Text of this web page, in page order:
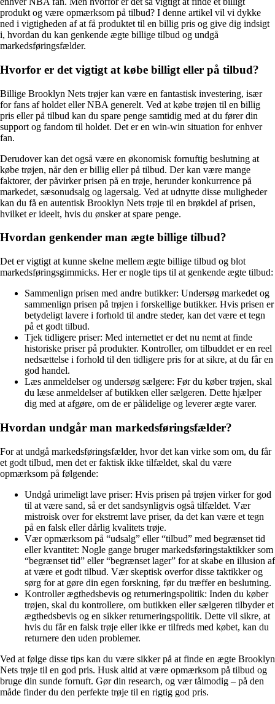
produkt og være opmærksom på tilbud? I denne artikel vil vi dykke
ned i vigtigheden af at få produktet til en billig pris og give dig indsigt
i, hvordan du kan genkende ægte billige tilbud og undgå
markedsføringsfælder.
Hvorfor er det vigtigt at købe billigt eller på tilbud?
Billige Brooklyn Nets trøjer kan være en fantastisk investering, især
for fans af holdet eller NBA generelt. Ved at købe trøjen til en billig
pris eller på tilbud kan du spare penge samtidig med at du fører din
support og fandom til holdet. Det er en win-win situation for enhver
fan.
Derudover kan det også være en økonomisk fornuftig beslutning at
købe trøjen, når den er billig eller på tilbud. Der kan være mange
faktorer, der påvirker prisen på en trøje, herunder konkurrence på
markedet, sæsonudsalg og lagersalg. Ved at udnytte disse muligheder
kan du få en autentisk Brooklyn Nets trøje til en brøkdel af prisen,
hvilket er ideelt, hvis du ønsker at spare penge.
Hvordan genkender man ægte billige tilbud?
Det er vigtigt at kunne skelne mellem ægte billige tilbud og blot
markedsføringsgimmicks. Her er nogle tips til at genkende ægte tilbud:
Sammenlign prisen med andre butikker: Undersøg markedet og
sammenlign prisen på trøjen i forskellige butikker. Hvis prisen er
betydeligt lavere i forhold til andre steder, kan det være et tegn
på et godt tilbud.
Tjek tidligere priser: Med internettet er det nu nemt at finde
historiske priser på produkter. Kontroller, om tilbuddet er en reel
nedsættelse i forhold til den tidligere pris for at sikre, at du får en
god handel.
Læs anmeldelser og undersøg sælgere: Før du køber trøjen, skal
du læse anmeldelser af butikken eller sælgeren. Dette hjælper
dig med at afgøre, om de er pålidelige og leverer ægte varer.
Hvordan undgår man markedsføringsfælder?
For at undgå markedsføringsfælder, hvor det kan virke som om, du får
et godt tilbud, men det er faktisk ikke tilfældet, skal du være
opmærksom på følgende:
Undgå urimeligt lave priser: Hvis prisen på trøjen virker for god
til at være sand, så er det sandsynligvis også tilfældet. Vær
mistroisk over for ekstremt lave priser, da det kan være et tegn
på en falsk eller dårlig kvalitets trøje.
Vær opmærksom på “udsalg” eller “tilbud” med begrænset tid
eller kvantitet: Nogle gange bruger markedsføringstaktikker som
“begrænset tid” eller “begrænset lager” for at skabe en illusion af
at være et godt tilbud. Vær skeptisk overfor disse taktikker og
sørg for at gøre din egen forskning, før du træffer en beslutning.
Kontroller ægthedsbevis og returneringspolitik: Inden du køber
trøjen, skal du kontrollere, om butikken eller sælgeren tilbyder et
ægthedsbevis og en sikker returneringspolitik. Dette vil sikre, at
hvis du får en falsk trøje eller ikke er tilfreds med købet, kan du
returnere den uden problemer.
Ved at følge disse tips kan du være sikker på at finde en ægte Brooklyn
Nets trøje til en god pris. Husk altid at være opmærksom på tilbud og
bruge din sunde fornuft. Gør din research, og vær tålmodig – på den
måde finder du den perfekte trøje til en rigtig god pris.